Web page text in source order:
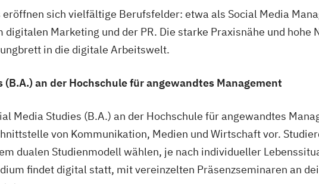
eröffnen sich vielfältige Berufsfelder: etwa als Social Media
Marketing und der PR. Die starke Praxisnähe und hohe
in die digitale Arbeitswelt.
(B.A.) an der Hochschule für angewandtes Management
Media Studies (B.A.) an der Hochschule für angewandtes
von Kommunikation, Medien und Wirtschaft vor.
dualen Studienmodell wählen, je nach individueller
findet digital statt, mit vereinzelten Präsenzseminaren an